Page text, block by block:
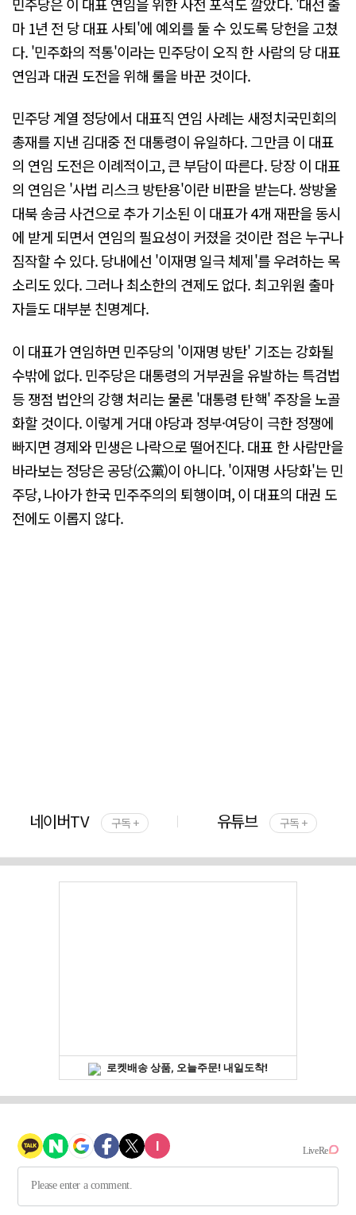
마 1년 전 당 대표 사퇴'에 예외를 둘 수 있도록 당헌을 고쳤
다. '민주화의 적통'이라는 민주당이 오직 한 사람의 당 대표
연임과 대권 도전을 위해 룰을 바꾼 것이다.
민주당 계열 정당에서 대표직 연임 사례는 새정치국민회의
총재를 지낸 김대중 전 대통령이 유일하다. 그만큼 이 대표
의 연임 도전은 이례적이고, 큰 부담이 따른다. 당장 이 대표
의 연임은 '사법 리스크 방탄용'이란 비판을 받는다. 쌍방울
대북 송금 사건으로 추가 기소된 이 대표가 4개 재판을 동시
에 받게 되면서 연임의 필요성이 커졌을 것이란 점은 누구나
짐작할 수 있다. 당내에선 '이재명 일극 체제'를 우려하는 목
소리도 있다. 그러나 최소한의 견제도 없다. 최고위원 출마
자들도 대부분 친명계다.
이 대표가 연임하면 민주당의 '이재명 방탄' 기조는 강화될
수밖에 없다. 민주당은 대통령의 거부권을 유발하는 특검법
등 쟁점 법안의 강행 처리는 물론 '대통령 탄핵' 주장을 노골
화할 것이다. 이렇게 거대 야당과 정부·여당이 극한 정쟁에
빠지면 경제와 민생은 나락으로 떨어진다. 대표 한 사람만을
바라보는 정당은 공당(公黨)이 아니다. '이재명 사당화'는 민
주당, 나아가 한국 민주주의의 퇴행이며, 이 대표의 대권 도
전에도 이롭지 않다.
네이버TV 구독 + 유튜브 구독 +